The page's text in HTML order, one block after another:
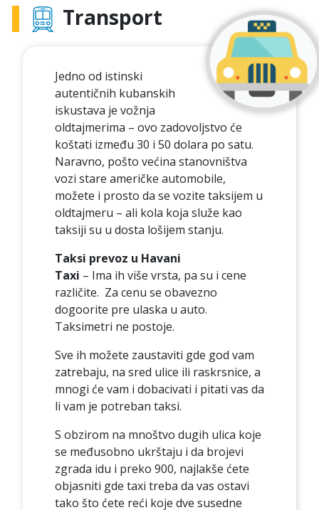
Transport
Jedno od istinski
autentičnih kubanskih
iskustava je vožnja
oldtajmerima – ovo zadovoljstvo će
koštati između 30 i 50 dolara po satu.
Naravno, pošto većina stanovništva
vozi stare američke automobile,
možete i prosto da se vozite taksijem u
oldtajmeru – ali kola koja služe kao
taksiji su u dosta lošijem stanju.
Taksi prevoz u Havani
Taxi – Ima ih više vrsta, pa su i cene
različite. Za cenu se obavezno
dogoorite pre ulaska u auto.
Taksimetri ne postoje.
Sve ih možete zaustaviti gde god vam
zatrebaju, na sred ulice ili raskrsnice, a
mnogi će vam i dobacivati i pitati vas da
li vam je potreban taksi.
S obzirom na mnoštvo dugih ulica koje
se međusobno ukrštaju i da brojevi
zgrada idu i preko 900, najlakše ćete
objasniti gde taxi treba da vas ostavi
tako što ćete reći koje dve susedne